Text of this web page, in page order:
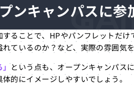
ンキャンパスに参
ることで、HPやパンフレットだけ
ているのか？など、実際の雰囲気
」という点も、オープンキャンパス
的にイメージしやすいでしょう。